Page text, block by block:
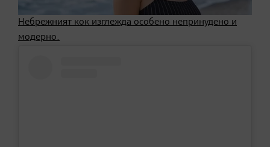
Небрежният кок изглежда особено непринудено и
модерно.